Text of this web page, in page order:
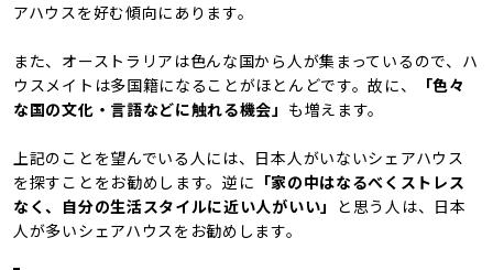
アハウスを好む傾向にあります。
また、オーストラリアは色んな国から人が集まっているので、ハ
ウスメイトは多国籍になることがほとんどです。故に、
「色々
な国の文化・言語などに触れる機会」 も増えます。
上記のことを望んでいる人には、日本人がいないシェアハウス
を探すことをお勧めします。逆に 「家の中はなるべくストレス
なく、自分の生活スタイルに近い人がいい」
と思う人は、日本
人が多いシェアハウスをお勧めします。